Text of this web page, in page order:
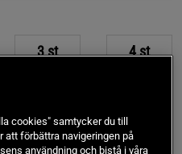
3st
4st
cookies" samtycker du till
att förbättra navigeringen på
användning och bistå i våra